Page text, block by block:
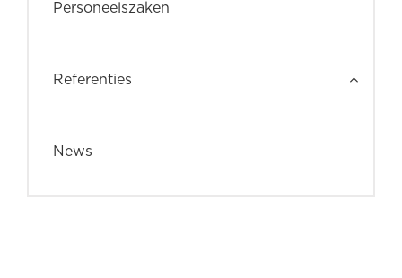
Personeelszaken
Referenties
News